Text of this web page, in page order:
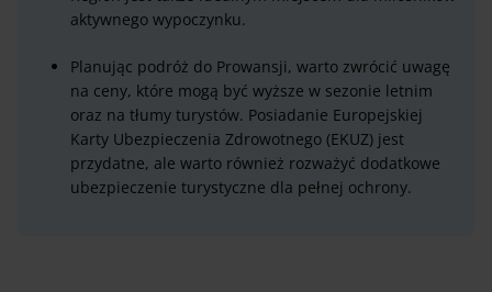
aktywnego wypoczynku.
Planując podróż do Prowansji, warto zwrócić uwagę
na ceny, które mogą być wyższe w sezonie letnim
oraz na tłumy turystów. Posiadanie Europejskiej
Karty Ubezpieczenia Zdrowotnego (EKUZ) jest
przydatne, ale warto również rozważyć dodatkowe
ubezpieczenie turystyczne dla pełnej ochrony.